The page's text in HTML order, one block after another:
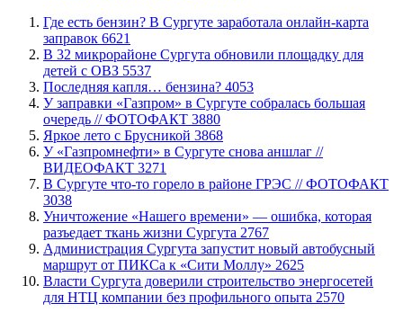
​Где есть бензин? В Сургуте заработала онлайн-карта
заправок 6621
В 32 микрорайоне Сургута обновили площадку для
детей с ОВЗ 5537
​Последняя капля… бензина? 4053
​У заправки «Газпром» в Сургуте собралась большая
очередь // ФОТОФАКТ 3880
Яркое лето с Брусникой 3868
У «Газпромнефти» в Сургуте снова аншлаг //
ВИДЕОФАКТ 3271
​В Сургуте что-то горело в районе ГРЭС // ФОТОФАКТ
3038
​Уничтожение «Нашего времени» — ошибка, которая
разъедает ткань жизни Сургута 2767
​Администрация Сургута запустит новый автобусный
маршрут от ПИКСа к «Сити Моллу» 2625
Власти Сургута доверили строительство энергосетей
для НТЦ компании без профильного опыта 2570